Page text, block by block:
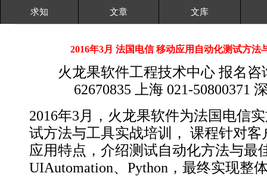
求知 文章 文库
2016年3月 法国电信 移动应用自动化测试方法
火龙果软件工程技术中心 报名咨
62670835 上海 021-50800371
2016年3月，火龙果软件为法国电信
试方法与工具实战培训， 课程针对
应用特点，介绍测试自动化方法与最
UIAutomation、Python，最终实现整